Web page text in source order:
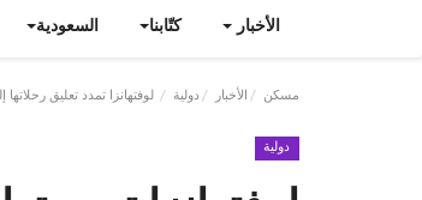
الأخبار كتّابنا السعودية
مسكن الأخبار دولية لوفتهانزا تمدد تعليق
دولية